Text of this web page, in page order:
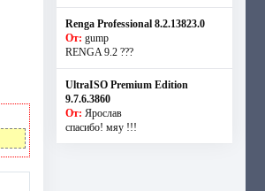
Renga Professional 8.2.13823.0
От: gump
RENGA 9.2 ???
UltraISO Premium Edition
9.7.6.3860
От: Ярослав
спасибо! мяу !!!